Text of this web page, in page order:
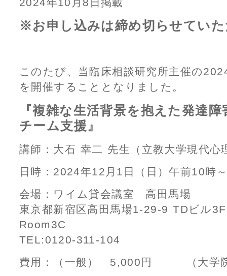
※お申し込みは締め切らせてい
このたび、当臨床相談研究所主催の
を開催することとなりました。
『複雑な生活背景を抱えた発達
チーム支援』
講師：大石 幸二 先生（立教大学現代心
日時：2024年12月1日（日）午前10時
会場：ワイム貸会議室 高田馬場
東京都新宿区高田馬場1-29-9 TDビル
Room3C
TEL:0120-311-104
費用：（一般） 5,000円 （大学院